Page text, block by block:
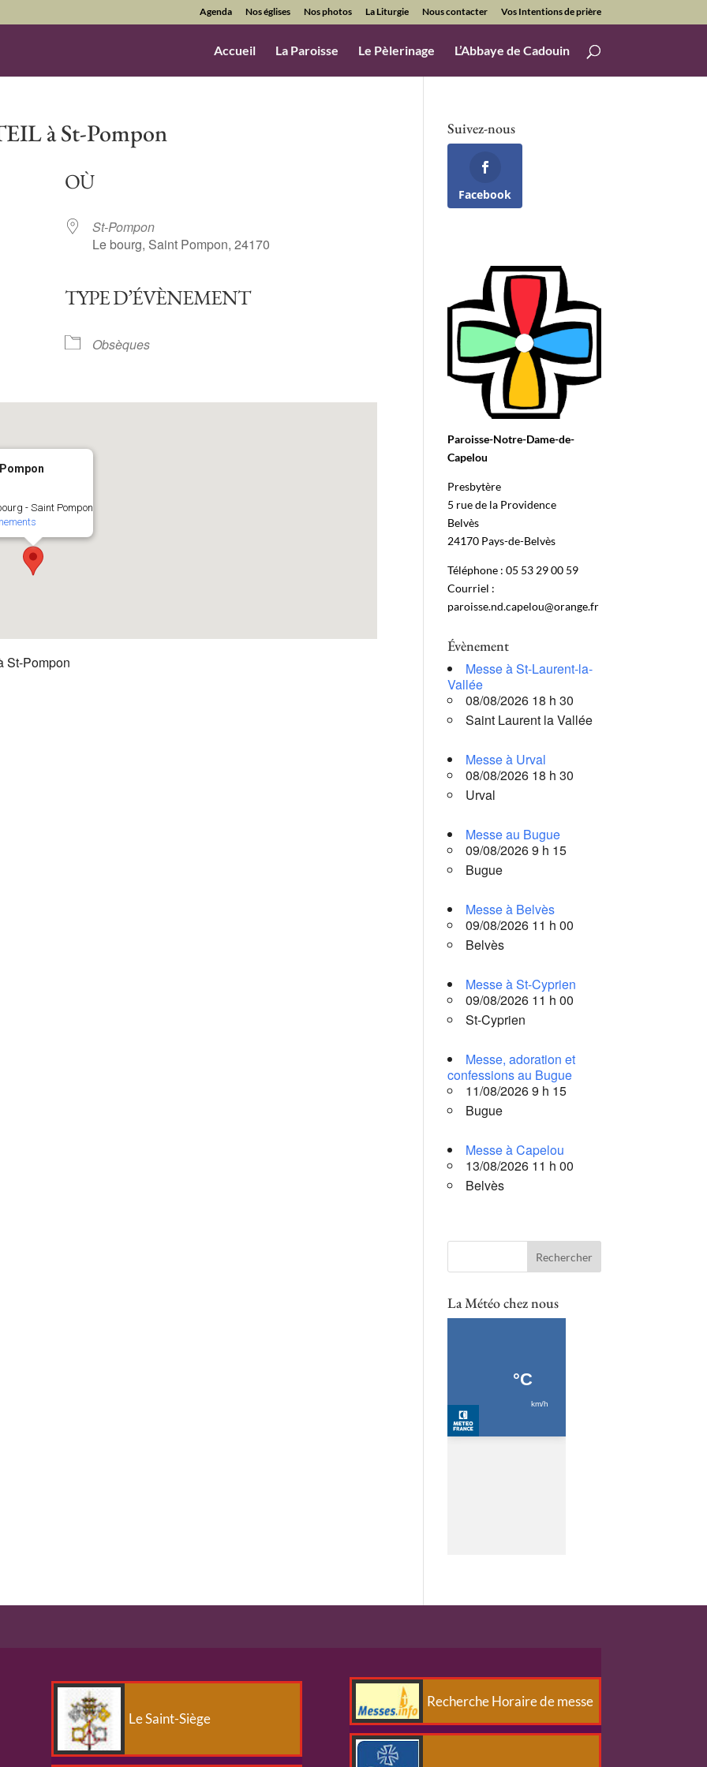
Agenda Nos églises Nos photos La Liturgie Nous contacter Vos Intentions de prière
Accueil La Paroisse Le Pèlerinage L’Abbaye de Cadouin
à St-Pompon
Outlook Live
OÙ
St-Pompon
Le bourg, Saint Pompon, 24170
TYPE D’ÉVÈNEMENT
Obsèques
- Saint Pompon
St-Pompon
Suivez-nous
Facebook
Paroisse-Notre-Dame-de-
Capelou
Presbytère
5 rue de la Providence
Belvès
24170 Pays-de-Belvès
Téléphone : 05 53 29 00 59
Courriel :
paroisse.nd.capelou@orange.fr
Évènement
Messe à St-Laurent-la-
Vallée
08/08/2026 18 h 30
Saint Laurent la Vallée
Messe à Urval
08/08/2026 18 h 30
Urval
Messe au Bugue
09/08/2026 9 h 15
Bugue
Messe à Belvès
09/08/2026 11 h 00
Belvès
Messe à St-Cyprien
09/08/2026 11 h 00
St-Cyprien
Messe, adoration et
confessions au Bugue
11/08/2026 9 h 15
Bugue
Messe à Capelou
13/08/2026 11 h 00
Belvès
La Météo chez nous
Le Saint-Siège
Recherche Horaire de messe